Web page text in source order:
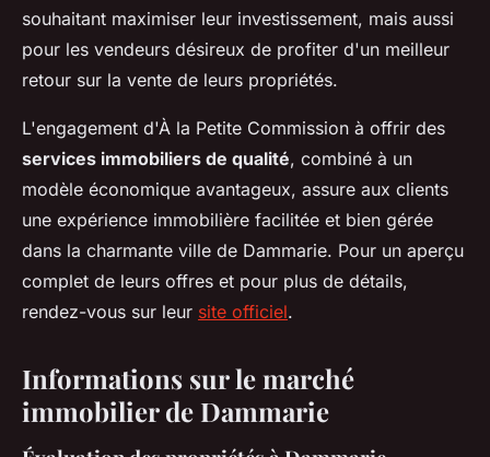
souhaitant maximiser leur investissement, mais aussi
pour les vendeurs désireux de profiter d'un meilleur
retour sur la vente de leurs propriétés.
L'engagement d'À la Petite Commission à offrir des
services immobiliers de qualité, combiné à un
modèle économique avantageux, assure aux clients
une expérience immobilière facilitée et bien gérée
dans la charmante ville de Dammarie. Pour un aperçu
complet de leurs offres et pour plus de détails,
rendez-vous sur leur site officiel.
Informations sur le marché
immobilier de Dammarie